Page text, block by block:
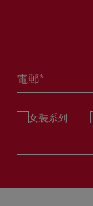
電郵*
女裝系列